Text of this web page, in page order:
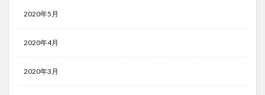
2020年5月
2020年4月
2020年3月